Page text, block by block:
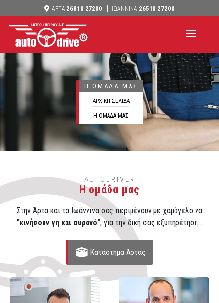
ΑΡΤΑ 26810 27200 ΙΩΑΝΝΙΝΑ 26510 27200
Η OΜΆΔΑ ΜΑΣ
ΑΡΧΙΚΗ ΣΕΛΙΔΑ
Η OΜΑΔΑ ΜΑΣ
AUTODRIVER
Η oμάδα μας
Στην Άρτα και τα Ιωάννινα σας περιμένουν με χαμόγελο να
"κινήσουν γη και ουρανό”, για την δική σας εξυπηρέτηση...
Κατάστημα Άρτας